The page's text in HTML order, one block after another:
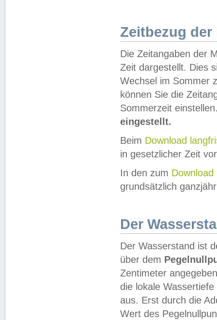
Zeitbezug der
Die Zeitangaben der
Zeit dargestellt. Dies
Wechsel im Sommer
können Sie die
Sommerzeit
eingestellt.
Beim Download
in gesetzlicher Zeit
In den zum Download
grundsätzlich
Der
Der Wasserstand ist
über dem
Zentimeter
die lokale
aus. Erst durch die
Wert des